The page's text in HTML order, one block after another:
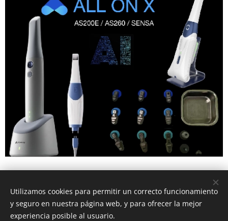
AlliedStar IOS
Utilizamos cookies para permitir un correcto funcionamiento
y seguro en nuestra página web, y para ofrecer la mejor
experiencia posible al usuario.